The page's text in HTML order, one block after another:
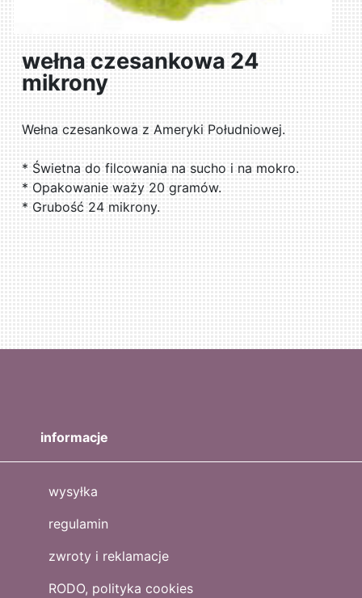
wełna czesankowa 24
mikrony
Wełna czesankowa z Ameryki Południowej.
* Świetna do filcowania na sucho i na mokro.
* Opakowanie waży 20 gramów.
* Grubość 24 mikrony.
informacje
wysyłka
regulamin
zwroty i reklamacje
RODO, polityka cookies